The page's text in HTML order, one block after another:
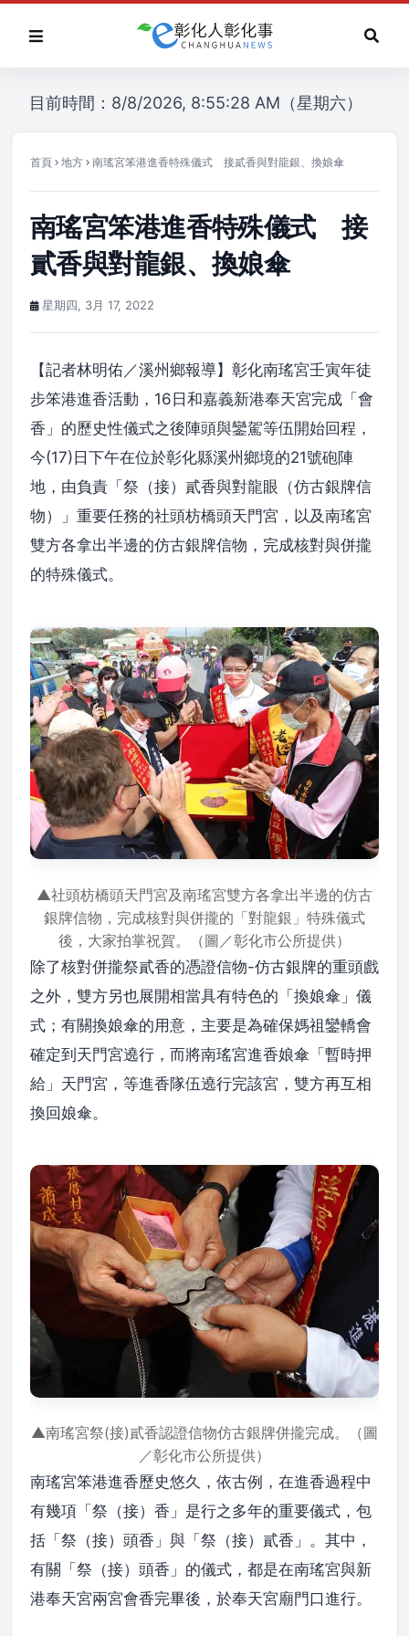
目前時間：8/8/2026, 8:55:28 AM（星期六）
首頁 地方 南瑤宮笨港進香特殊儀式 接貳香與對龍銀、換娘傘
南瑤宮笨港進香特殊儀式 接
貳香與對龍銀、換娘傘
星期四, 3月 17, 2022
【記者林明佑／溪州鄉報導】彰化南瑤宮壬寅年徒
步笨港進香活動，16日和嘉義新港奉天宮完成「會
香」的歷史性儀式之後陣頭與鑾駕等伍開始回程，
今(17)日下午在位於彰化縣溪州鄉境的21號砲陣
地，由負責「祭（接）貳香與對龍眼（仿古銀牌信
物）」重要任務的社頭枋橋頭天門宮，以及南瑤宮
雙方各拿出半邊的仿古銀牌信物，完成核對與併攏
的特殊儀式。
▲社頭枋橋頭天門宮及南瑤宮雙方各拿出半邊的仿古
銀牌信物，完成核對與併攏的「對龍銀」特殊儀式
後，大家拍掌祝賀。（圖／彰化市公所提供）
除了核對併攏祭貳香的憑證信物-仿古銀牌的重頭戲
之外，雙方另也展開相當具有特色的「換娘傘」儀
式；有關換娘傘的用意，主要是為確保媽祖鑾轎會
確定到天門宮遶行，而將南瑤宮進香娘傘「暫時押
給」天門宮，等進香隊伍遶行完該宮，雙方再互相
換回娘傘。
▲南瑤宮祭(接)貳香認證信物仿古銀牌併攏完成。（圖
／彰化市公所提供）
南瑤宮笨港進香歷史悠久，依古例，在進香過程中
有幾項「祭（接）香」是行之多年的重要儀式，包
括「祭（接）頭香」與「祭（接）貳香」。其中，
有關「祭（接）頭香」的儀式，都是在南瑤宮與新
港奉天宮兩宮會香完畢後，於奉天宮廟門口進行。